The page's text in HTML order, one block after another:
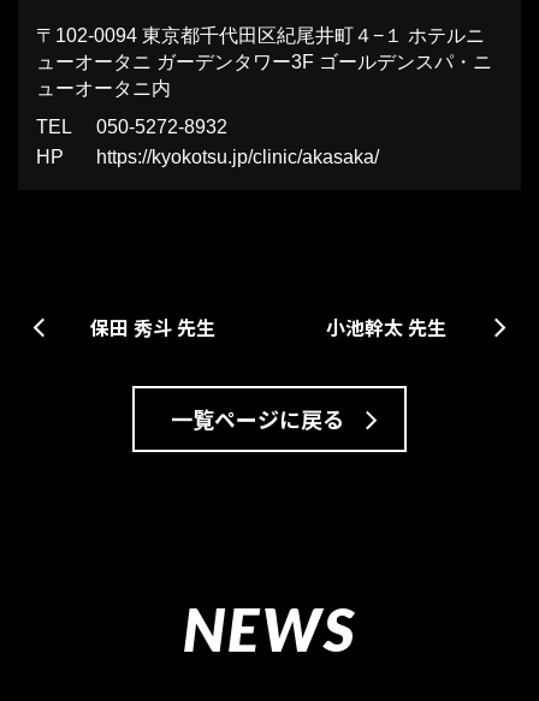
〒102-0094 東京都千代田区紀尾井町４−１ ホテルニ
ューオータニ ガーデンタワー3F ゴールデンスパ・ニ
ューオータニ内
TEL
050-5272-8932
HP
https://kyokotsu.jp/clinic/akasaka/
保田 秀斗 先生
一覧ページに戻る
小池幹太 先生
NEWS